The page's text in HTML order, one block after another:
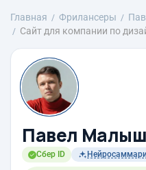
Главная Фрилансеры
Сайт для компании по
Павел
Сбер ID Нейросаммари